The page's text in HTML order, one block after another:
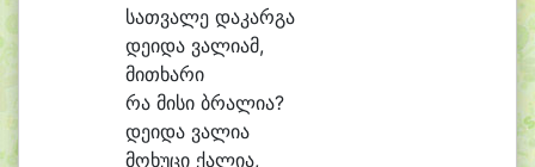
სათვალე დაკარგა
დეიდა ვალიამ,
მითხარი
რა მისი ბრალია?
დეიდა ვალია
მოხუცი ქალია,